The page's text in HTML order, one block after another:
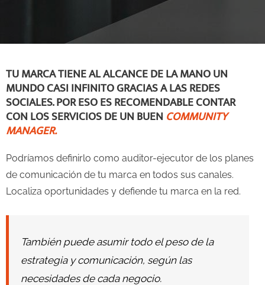
TU MARCA TIENE AL ALCANCE DE LA MANO UN
MUNDO CASI INFINITO GRACIAS A LAS REDES
SOCIALES. POR ESO ES RECOMENDABLE CONTAR
CON LOS SERVICIOS DE UN BUEN COMMUNITY
MANAGER.
Podríamos definirlo como auditor-ejecutor de los planes
de comunicación de tu marca en todos sus canales.
Localiza oportunidades y defiende tu marca en la red.
También puede asumir todo el peso de la
estrategia y comunicación, según las
necesidades de cada negocio.